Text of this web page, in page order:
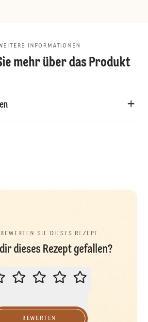
INFORMATIONEN
mehr über das Produkt
SIE DIESES REZEPT
dieses Rezept gefallen?
BITTE BEWERTEN SIE DIESES
BEWERTEN